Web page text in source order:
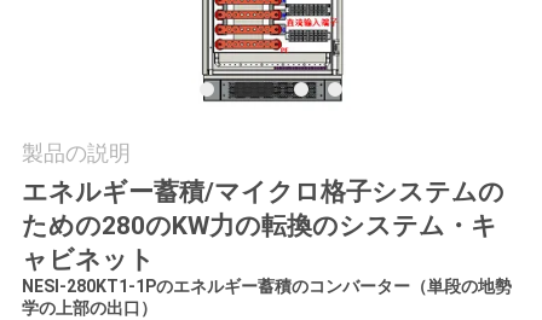
ニ
ュ
ー
ス
製品の説明
エネルギー蓄積/マイクロ格子システムの
ための280のKW力の転換のシステム・キ
ャビネット
NESI-280KT1-1Pのエネルギー蓄積のコンバーター（単段の地勢
学の上部の出口）